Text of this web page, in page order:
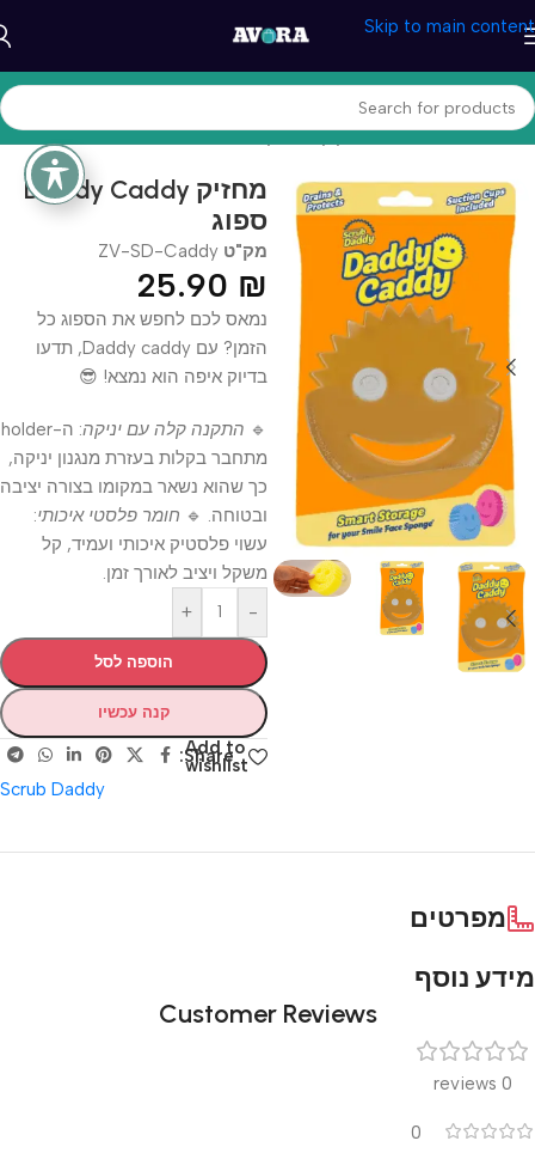
Skip to main content
עמוד הבית/בית ומטבח/ניקיון ותחזוקה
Daddy Caddy מחזיק
ספוג
מק"ט ZV-SD-Caddy
25.90 ₪
נמאס לכם לחפש את הספוג כל
הזמן? עם Daddy caddy, תדעו
בדיוק איפה הוא נמצא! 😎
🔹 התקנה קלה עם יניקה
: ה-holder
מתחבר בקלות בעזרת מנגנון יניקה,
כך שהוא נשאר במקומו בצורה יציבה
ובטוחה. 🔹 חומר פלסטי איכותי:
עשוי פלסטיק איכותי ועמיד, קל
משקל ויציב לאורך זמן.
-
+
הוספה לסל
קנה עכשיו
Add to
wishlist
Share:
Scrub Daddy
מפרטים
מידע נוסף
Customer Reviews
0 reviews
0